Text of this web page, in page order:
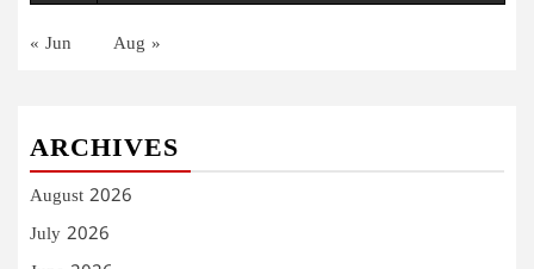
« Jun Aug »
ARCHIVES
August 2026
July 2026